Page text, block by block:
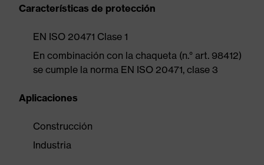
Características de protección
EN ISO 20471 Clase 1
En combinación con la chaqueta (n.° art. 98412)
se cumple la norma EN ISO 20471, clase 3
Aplicaciones
Construcción
Industria